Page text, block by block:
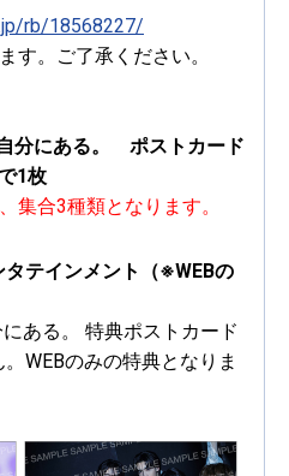
rb/18568227/
す。ご了承ください。
分にある。 ポストカード
1枚
集合3種類となります。
タテインメント（※WEBの
ある。 特典ポストカード
WEBのみの特典となりま